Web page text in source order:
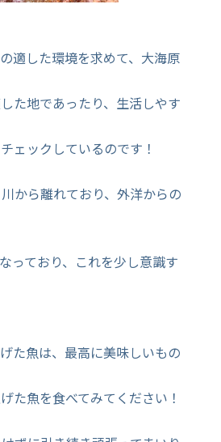
適した環境を求めて、大海原
た地であったり、生活しやす
ェックしているのです！
ら離れており、外洋からの
っており、これを少し意識す
た魚は、最高に美味しいもの
た魚を食べてみてください！